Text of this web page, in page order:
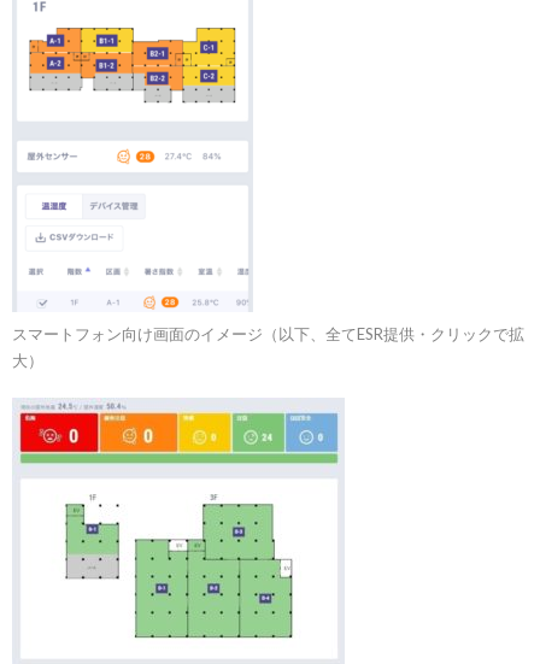
スマートフォン向け画面のイメージ（以下、全てESR提供・クリックで拡
大）